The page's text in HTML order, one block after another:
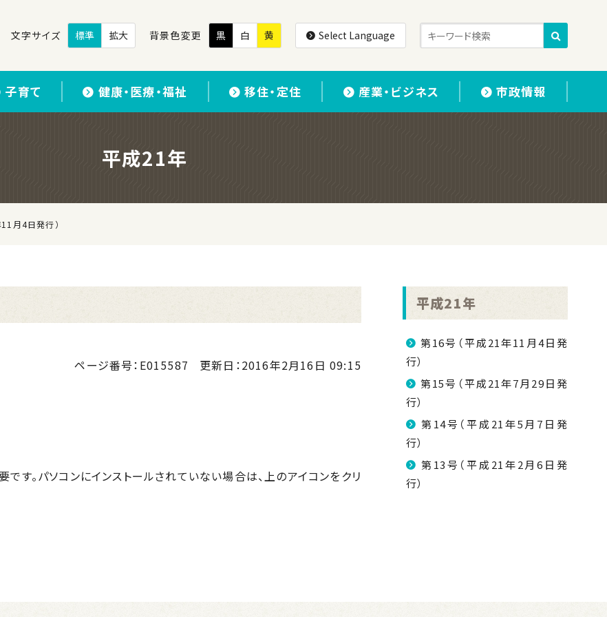
文字サイズ 標準 拡大 背景色変更 黒 白 黄 Select Language
子育て 健康・医療・福祉 移住・定住 産業・ビジネス 市政情報
平成21年
月4日発行）
ページ番号：E015587 更新日：2016年2月16日 09:15
。パソコンにインストールされていない場合は、上のアイコンをクリ
平成21年
第16号（平成21年11月4日発
行）
第15号（平成21年7月29日発
行）
第14号（平成21年5月7日発
行）
第13号（平成21年2月6日発
行）